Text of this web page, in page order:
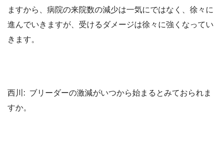
ますから、病院の来院数の減少は一気にではなく、徐々に
進んでいきますが、受けるダメージは徐々に強くなってい
きます。
西川: ブリーダーの激減がいつから始まるとみておられま
すか。